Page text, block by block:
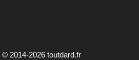
2014-2026 toutdard.fr